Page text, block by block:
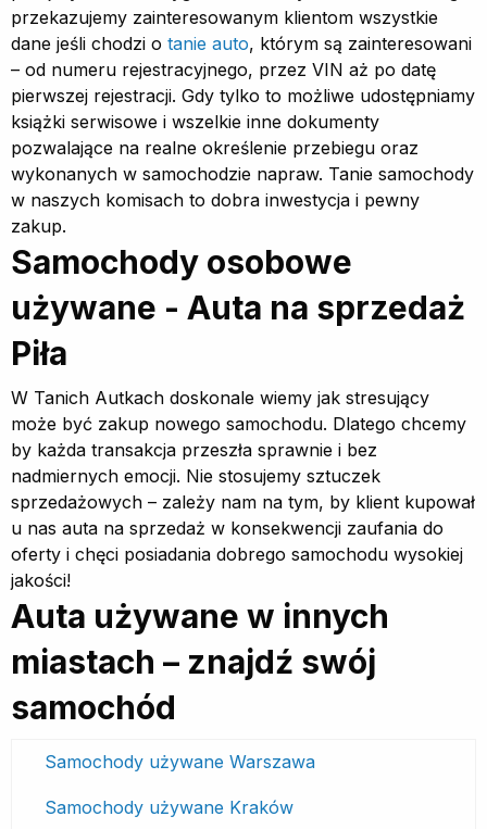
przekazujemy zainteresowanym klientom wszystkie
dane jeśli chodzi o tanie auto, którym są zainteresowani
– od numeru rejestracyjnego, przez VIN aż po datę
pierwszej rejestracji. Gdy tylko to możliwe udostępniamy
książki serwisowe i wszelkie inne dokumenty
pozwalające na realne określenie przebiegu oraz
wykonanych w samochodzie napraw. Tanie samochody
w naszych komisach to dobra inwestycja i pewny
zakup.
Samochody osobowe
używane - Auta na sprzedaż
Piła
W Tanich Autkach doskonale wiemy jak stresujący
może być zakup nowego samochodu. Dlatego chcemy
by każda transakcja przeszła sprawnie i bez
nadmiernych emocji. Nie stosujemy sztuczek
sprzedażowych – zależy nam na tym, by klient kupował
u nas auta na sprzedaż w konsekwencji zaufania do
oferty i chęci posiadania dobrego samochodu wysokiej
jakości!
Auta używane w innych
miastach – znajdź swój
samochód
Samochody używane Warszawa
Samochody używane Kraków